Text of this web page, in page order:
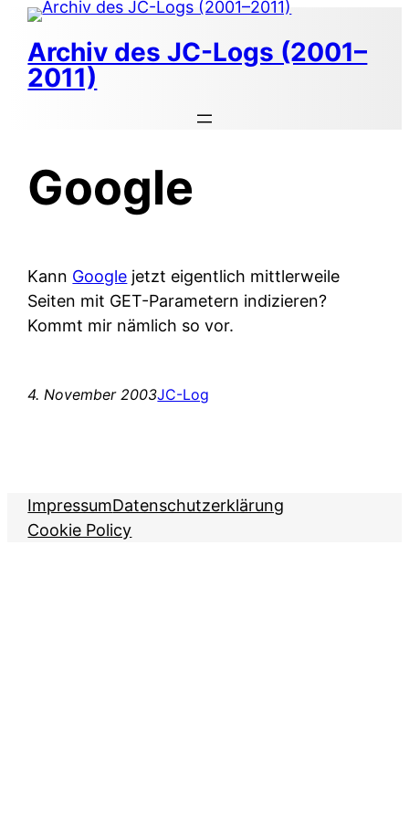
Zum
Inhalt
springen
Archiv des JC-Logs (2001–
2011)
Google
Kann Google jetzt eigentlich mittlerweile
Seiten mit GET-Parametern indizieren?
Kommt mir nämlich so vor.
4. November 2003JC-Log
ImpressumDatenschutzerklärung
Cookie Policy